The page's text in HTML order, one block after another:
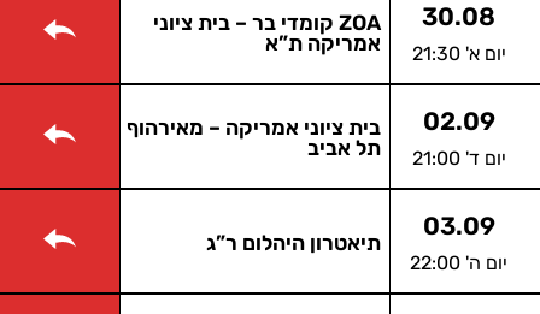
30.08
יום א' 21:30
ZOA קומדי בר – בית ציוני
אמריקה ת”א
02.09
יום ד' 21:00
בית ציוני אמריקה – מאירהוף
תל אביב
03.09
יום ה' 22:00
תיאטרון היהלום ר”ג